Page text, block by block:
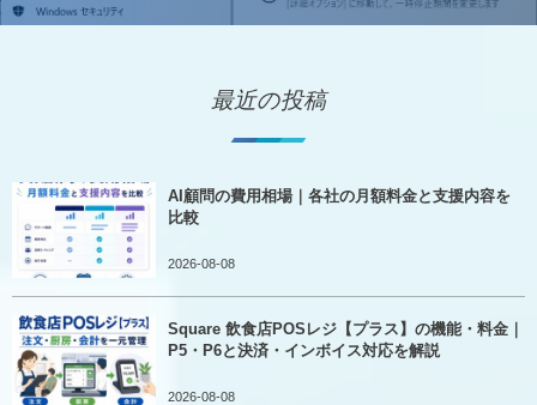
最近の投稿
AI顧問の費用相場｜各社の月額料金と支援内容を
比較
2026-08-08
Square 飲食店POSレジ【プラス】の機能・料金｜
P5・P6と決済・インボイス対応を解説
2026-08-08